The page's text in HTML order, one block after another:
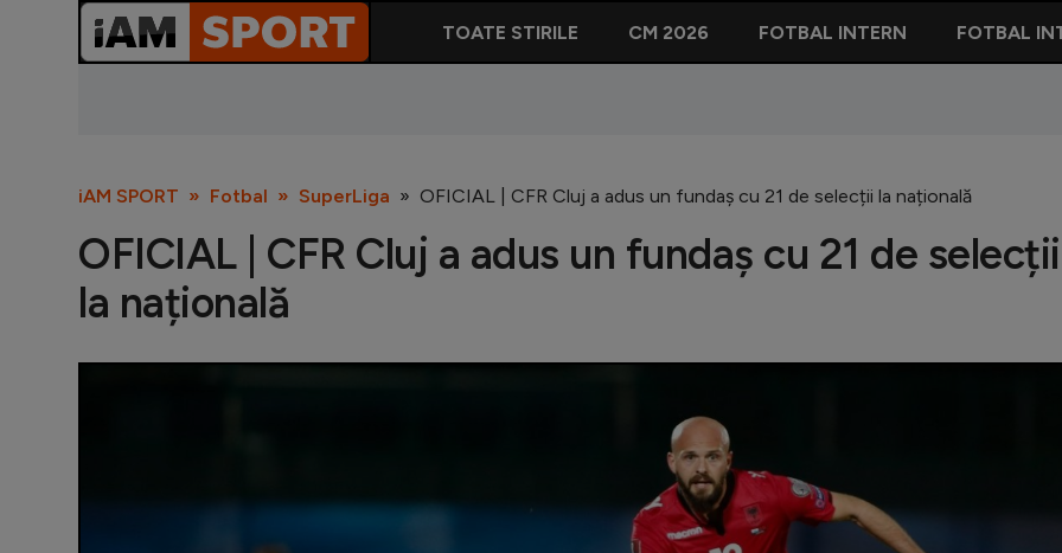
TOATE STIRILE CM 2026 FOTBAL INTERN FOTBAL
iAM SPORT Fotbal SuperLiga OFICIAL | CFR Cluj a adus un fundaș cu 21 de selecții la națională
OFICIAL | CFR Cluj a adus un fundaș cu 21 de selecții
la națională